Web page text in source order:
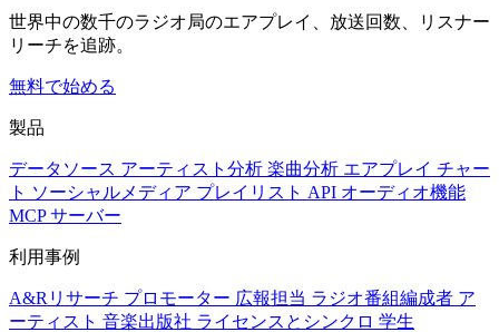
世界中の数千のラジオ局のエアプレイ、放送回数、リスナー
リーチを追跡。
無料で始める
製品
データソース アーティスト分析 楽曲分析 エアプレイ チャー
ト ソーシャルメディア プレイリスト API オーディオ機能
MCP サーバー
利用事例
A&Rリサーチ プロモーター 広報担当 ラジオ番組編成者 ア
ーティスト 音楽出版社 ライセンスとシンクロ 学生